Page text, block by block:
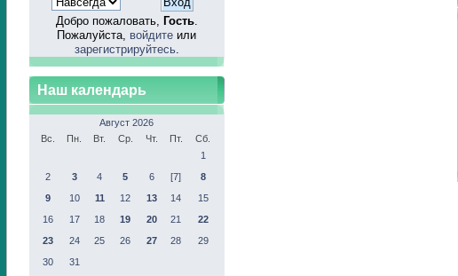
Добро пожаловать, Гость.
Пожалуйста, войдите или
зарегистрируйтесь.
Наш календарь
Август 2026
Вс.
Пн. Вт. Ср. Чт. Пт.
Сб.
1
2
3 4 5 6 [7]
8
9
10 11 12 13 14
15
16
17 18 19 20 21
22
23
24 25 26 27 28
29
30
31